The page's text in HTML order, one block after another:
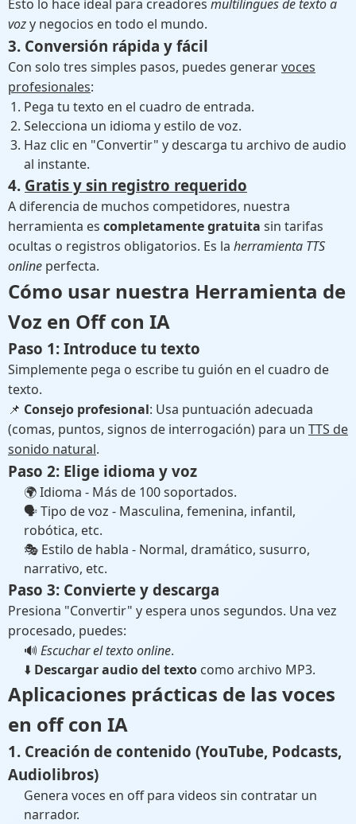
Esto lo hace ideal para creadores multilingües de texto a
vozy negocios en todo el mundo.
3. Conversión rápida y fácil
Con solo tres simples pasos, puedes generarvoces
profesionales:
Pega tu texto en el cuadro de entrada.
Selecciona un idioma y estilo de voz.
Haz clic en "Convertir" y descarga tu archivo de audio
al instante.
4. Gratis y sin registro requerido
A diferencia de muchos competidores, nuestra
herramienta es completamente gratuita sin tarifas
ocultas o registros obligatorios. Es la herramienta TTS
online perfecta.
Cómo usar nuestra Herramienta de
Voz en Off con IA
Paso 1: Introduce tu texto
Simplemente pega o escribe tu guión en el cuadro de
texto.
📌 Consejo profesional: Usa puntuación adecuada
(comas, puntos, signos de interrogación) para un TTS de
sonido natural.
Paso 2: Elige idioma y voz
🌍 Idioma - Más de 100 soportados.
🗣 Tipo de voz - Masculina, femenina, infantil,
robótica, etc.
🎭 Estilo de habla - Normal, dramático, susurro,
narrativo, etc.
Paso 3: Convierte y descarga
Presiona "Convertir" y espera unos segundos. Una vez
procesado, puedes:
🔊 Escuchar el texto online.
⬇️ Descargar audio del texto como archivo MP3.
Aplicaciones prácticas de las voces
en off con IA
1. Creación de contenido (YouTube, Podcasts,
Audiolibros)
Genera voces en off para videos sin contratar un
narrador.